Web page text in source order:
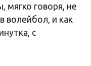
мягко говоря, не
волейбол, и как
с